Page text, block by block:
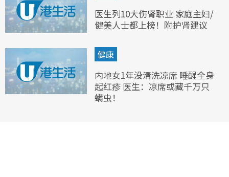
医生列10大伤肾职业 家庭主妇/
健美人士都上榜！附护肾建议
健康
内地女1年没清洗凉席 睡醒全身
起红疹 医生：凉席或藏千万只
螨虫！